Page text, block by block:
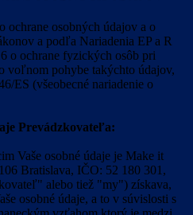
ochrane osobných údajov a o
a podľa Nariadenia EP a R
o ochrane fyzických osôb pri
voľnom pohybe takýchto údajov,
ES (všeobecné nariadenie o
Prevádzkovateľa:
Vaše osobné údaje je Make it
Bratislava, IČO: 52 180 301,
alebo tiež "my") získava,
osobné údaje, a to v súvislosti s